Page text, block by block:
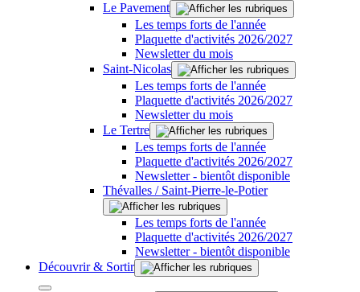
Le Pavement
Les temps forts de l'année
Plaquette d'activités 2026/2027
Newsletter du mois
Saint-Nicolas
Les temps forts de l'année
Plaquette d'activités 2026/2027
Newsletter du mois
Le Tertre
Les temps forts de l'année
Plaquette d'activités 2026/2027
Newsletter - bientôt disponible
Thévalles / Saint-Pierre-le-Potier
Les temps forts de l'année
Plaquette d'activités 2026/2027
Newsletter - bientôt disponible
Découvrir & Sortir